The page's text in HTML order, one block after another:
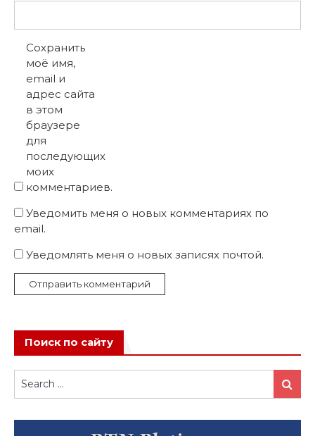
Сохранить
моё имя,
email и
адрес сайта
в этом
браузере
для
последующих
моих
комментариев.
Уведомить меня о новых комментариях по
email.
Уведомлять меня о новых записях почтой.
Поиск по сайту
for:
Search